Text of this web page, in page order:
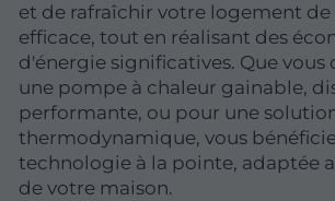
et de rafraîchir votre logement
efficace, tout en réalisant des
d'énergie significatives. Que vous
une pompe à chaleur gainable,
performante, ou pour une
thermodynamique, vous
technologie à la pointe, adaptée
de votre maison.